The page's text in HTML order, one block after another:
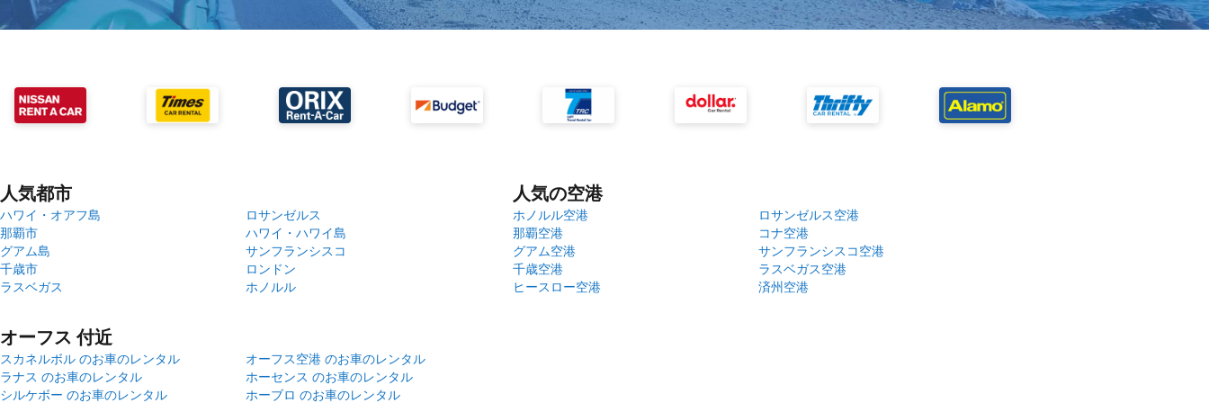
人気都市
ハワイ・オアフ島
ロサンゼルス
那覇市
ハワイ・ハワイ島
グアム島
サンフランシスコ
千歳市
ロンドン
ラスベガス
ホノルル
人気の空港
ホノルル空港
ロサンゼルス空港
那覇空港
コナ空港
グアム空港
サンフランシスコ空港
千歳空港
ラスベガス空港
ヒースロー空港
済州空港
オーフス 付近
スカネルボル のお車のレンタル
オーフス空港 のお車のレンタル
ラナス のお車のレンタル
ホーセンス のお車のレンタル
シルケボー のお車のレンタル
ホーブロ のお車のレンタル